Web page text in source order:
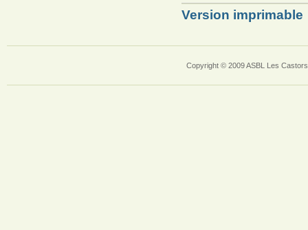
Version imprimable
Copyright © 2009 ASBL Les